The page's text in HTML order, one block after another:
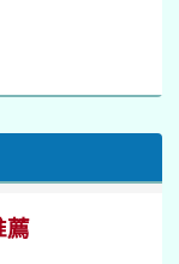
薦